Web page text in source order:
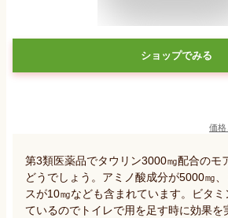
ショップでみる
価格
第3類医薬品でタウリン3000㎎配合のモ
どうでしょう。アミノ酸成分が5000㎎
スが10㎎なども含まれています。ビタ
ているのでトイレで用を足す時に効果を